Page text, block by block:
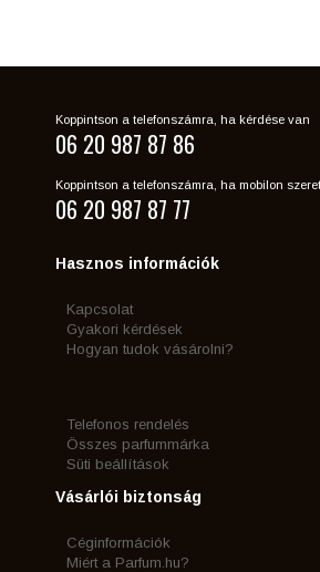
Koppintson a telefonszámra, ha kérdése van
06 20 987 87 86
Koppintson a telefonszámra, ha mobilon
06 20 987 87 77
Hasznos információk
Kapcsolat
Gyakori kérdések
Hogyan tudok vásárolni?
Telefonos rendelés
Összes parfummárka
Süti beállítások
Vásárlói biztonság
Céginformációk
Miért a Parfum.hu?